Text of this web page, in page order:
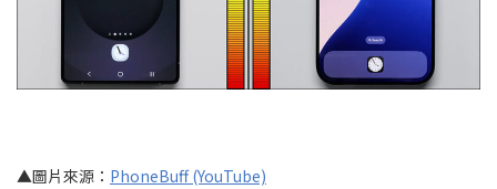
▲圖片來源： PhoneBuff (YouTube)